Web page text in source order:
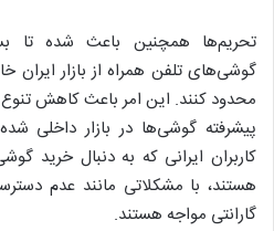
تحریم‌ها همچنین باعث شده تا
گوشی‌های تلفن همراه از بازار ایران
محدود کنند. این امر باعث کاهش
پیشرفته گوشی‌ها در بازار داخلی
کاربران ایرانی که به دنبال خرید
هستند، با مشکلاتی مانند عدم
گارانتی مواجه هستند.